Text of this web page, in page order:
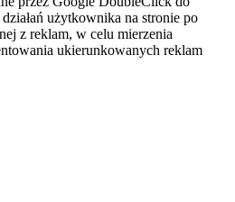
użytkownika na stronie po
z reklam, w celu mierzenia
ukierunkowanych reklam